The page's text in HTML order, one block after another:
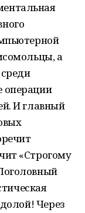
а
операции
И главный
«Строгому
Через